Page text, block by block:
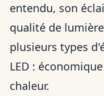
entendu, son
qualité de
plusieurs types
LED :
chaleur.